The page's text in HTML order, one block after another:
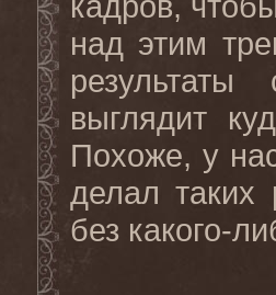
над этим
выглядит
Похоже, у
делал таких
без какого-